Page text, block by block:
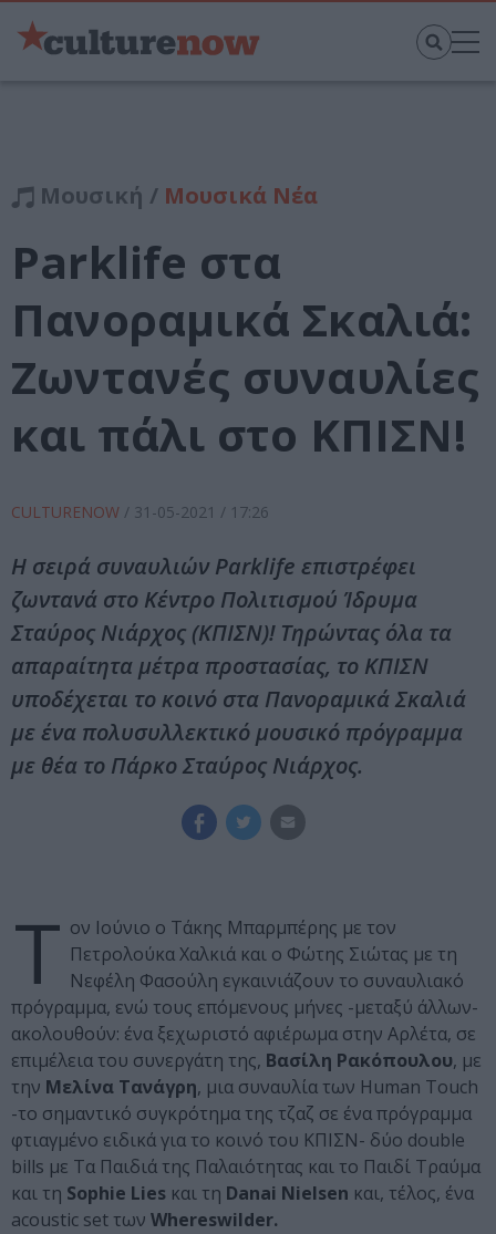
Μουσική / Μουσικά Νέα
Parklife στα
Πανοραμικά Σκαλιά:
Ζωντανές συναυλίες
και πάλι στο ΚΠΙΣΝ!
CULTURENOW / 31-05-2021 / 17:26
Η σειρά συναυλιών Parklife επιστρέφει
ζωντανά στο Κέντρο Πολιτισμού Ίδρυμα
Σταύρος Νιάρχος (ΚΠΙΣΝ)! Τηρώντας όλα τα
απαραίτητα μέτρα προστασίας, το ΚΠΙΣΝ
υποδέχεται το κοινό στα Πανοραμικά Σκαλιά
με ένα πολυσυλλεκτικό μουσικό πρόγραμμα
με θέα το Πάρκο Σταύρος Νιάρχος.
Τ ον Ιούνιο o Τάκης Μπαρμπέρης με τον
Πετρολούκα Χαλκιά και ο Φώτης Σιώτας με τη
Νεφέλη Φασούλη εγκαινιάζουν το συναυλιακό
πρόγραμμα, ενώ τους επόμενους μήνες -μεταξύ άλλων-
ακολουθούν: ένα ξεχωριστό αφιέρωμα στην Αρλέτα, σε
επιμέλεια του συνεργάτη της, Βασίλη Ρακόπουλου, με
την Μελίνα Τανάγρη, μια συναυλία των Human Touch
-το σημαντικό συγκρότημα της τζαζ σε ένα πρόγραμμα
φτιαγμένο ειδικά για το κοινό του ΚΠΙΣΝ- δύο double
bills με Τα Παιδιά της Παλαιότητας και το Παιδί Τραύμα
και τη Sophie Lies και τη Danai Nielsen και, τέλος, ένα
acoustic set των Whereswilder.